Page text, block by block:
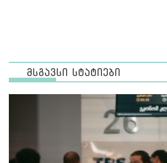
მსგავსი სტატიები